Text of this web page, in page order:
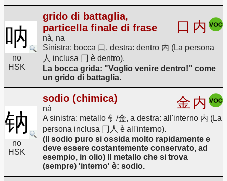
呐
no
HSK
grido di battaglia,
particella finale di frase
nà, na
口 内
Sinistra: bocca 口, destra: dentro 内 (La persona
人 inclusa 冂 è dentro).
La bocca grida: "Voglio venire dentro!" come
un grido di battaglia.
钠
no
HSK
sodio (chimica)
nà 金 内
A sinistra: metallo 钅/金, a destra: all'interno 内 (La
persona inclusa 冂人 è all'interno).
(Il sodio puro si ossida molto rapidamente e
deve essere costantemente conservato, ad
esempio, in olio) Il metallo che si trova
(sempre) 'interno' è: sodio.